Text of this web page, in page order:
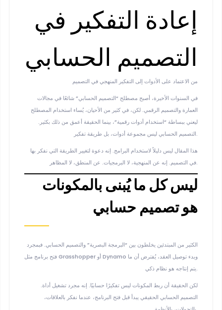
إعادة التفكير في
التصميم الحسابي
من الاعتماد على الأدوات إلى التفكير المنهجي في التصميم
في السنوات الأخيرة، أصبح مصطلح “التصميم الحسابي” شائعًا في مجالات
العمارة والتصميم الرقمي. لكن، في كثير من الأحيان، يُساء استخدام المصطلح
ليعني ببساطة “استخدام أدوات رقمية”، بينما الحقيقة أعمق من ذلك بكثير.
التصميم الحسابي ليس مجموعة أدوات، بل طريقة تفكير.
هذا المقال ليس دليلاً لاستخدام البرامج. إنه دعوة لتغيير الطريقة التي نفكر بها
في التصميم. إنه عن المنهجية، لا البرمجيات. عن المنطق ، لا المظاهر.
ليس كل ما يُبنى بالمكونات
هو تصميم حسابي
الكثير من المبتدئين يخلطون بين “البرمجة البصرية” والتصميم الحسابي. فبمجرد
فتح برنامج مثل Grasshopper أو Dynamo وبدء توصيل العقد، يُفترض أن ما
يتم إنتاجه هو نظام ذكي.
لكن الحقيقة أن ربط المكونات ليس تفكيرًا حسابيًا. إنه مجرد تشغيل أداة.
التصميم الحسابي الحقيقي يبدأقبل فتح البرنامج، عندما نفكر بالعلاقات،